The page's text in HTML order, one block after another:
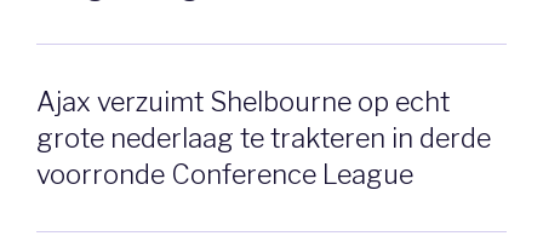
Ajax verzuimt Shelbourne op echt
grote nederlaag te trakteren in derde
voorronde Conference League